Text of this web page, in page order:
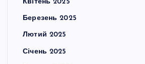
Березень 2025
Лютий 2025
Січень 2025